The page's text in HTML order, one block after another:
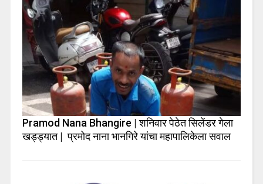
Pramod Nana Bhangire | शनिवार पेठेत सिलेंडर गेला
खड्ड्यात | प्रमोद नाना भानगिरे यांचा महापालिकेला सवाल